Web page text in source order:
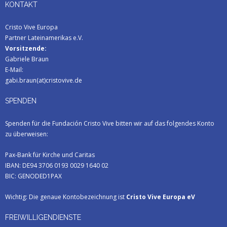
KONTAKT
Cristo Vive Europa
Partner Lateinamerikas e.V.
Vorsitzende:
Gabriele Braun
E-Mail:
gabi.braun(at)cristovive.de
SPENDEN
Spenden für die Fundación Cristo Vive bitten wir auf das folgendes Konto
zu überweisen:
Pax-Bank für Kirche und Caritas
IBAN: DE94 3706 0193 0029 1640 02
BIC: GENODED1PAX
Wichtig: Die genaue Kontobezeichnung ist Cristo Vive Europa eV
FREIWILLIGENDIENSTE